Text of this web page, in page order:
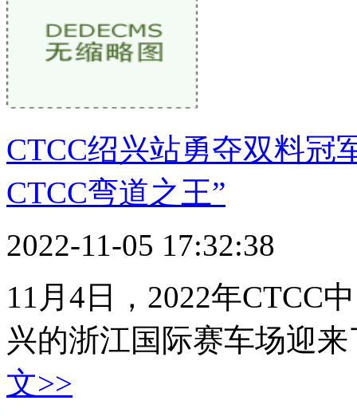
CTCC绍兴站勇夺双料冠
CTCC弯道之王”
2022-11-05 17:32:38
11月4日，2022年CTCC
兴的浙江国际赛车场迎
文>>